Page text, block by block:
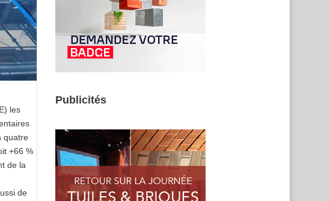
les
quatre
+66 %
de la
de
Publicités